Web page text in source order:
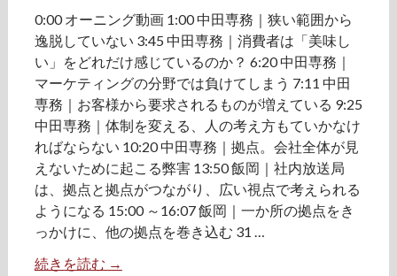
0:00 オーニング動画 1:00 中田専務｜狭い範囲から
逸脱していない 3:45 中田専務｜消費者は「美味し
い」をどれだけ感じているのか？ 6:20 中田専務｜
マーケティングの分野では負けてしまう 7:11 中田
専務｜お客様から要求されるものが増えている 9:25
中田専務｜体制を変える、人の考え方もていかなけ
ればならない 10:20 中田専務｜拠点。会社全体が見
えないために起こる弊害 13:50 飯岡｜社内放送局
は、拠点と拠点がつながり、広い視点で考えられる
ようになる 15:00 ～16:07 飯岡｜一か所の拠点をき
っかけに、他の拠点を巻き込む 31 …
続きを読む 中
→